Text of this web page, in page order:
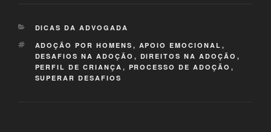
CATEGORIAS
DICAS DA ADVOGADA
TAGS
ADOÇÃO POR HOMENS , APOIO EMOCIONAL ,
DESAFIOS NA ADOÇÃO , DIREITOS NA ADOÇÃO ,
PERFIL DE CRIANÇA , PROCESSO DE ADOÇÃO ,
SUPERAR DESAFIOS